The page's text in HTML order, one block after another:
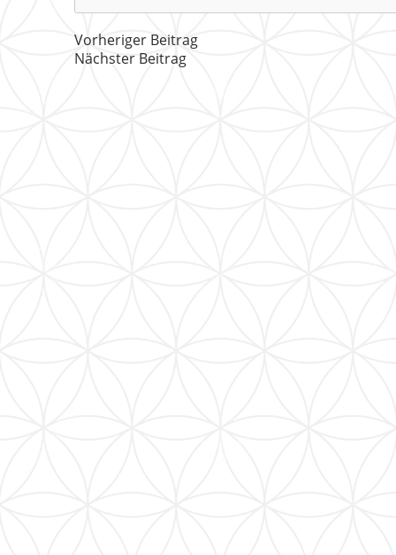
Vorheriger Beitrag
Nächster Beitrag